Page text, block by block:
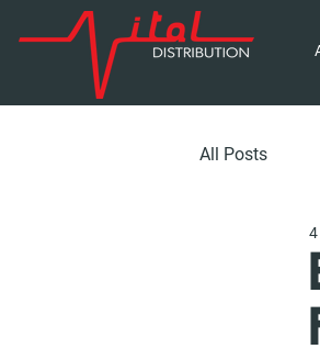
All Posts